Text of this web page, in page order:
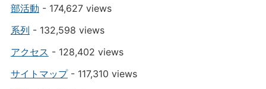
部活動 - 174,627 views
系列 - 132,598 views
アクセス - 128,402 views
サイトマップ- 117,310 views